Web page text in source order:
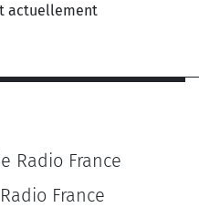
actuellement
Radio France
France